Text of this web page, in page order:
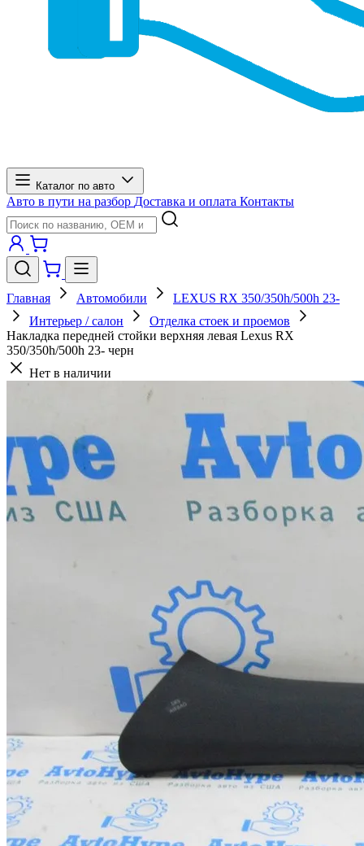
Каталог по авто
Авто в пути на разбор Доставка и оплата Контакты
Главная Автомобили
LEXUS RX 350/350h/500h 23-
Интерьер / салон
Отделка стоек и проемов
Накладка передней стойки верхняя левая Lexus RX
350/350h/500h 23- черн
Нет в наличии